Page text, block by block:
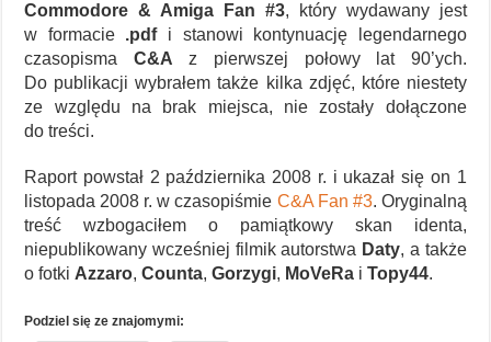
Commodore & Amiga Fan #3, który wydawany jest
w formacie .pdfi stanowi kontynuację legendarnego
czasopisma C&A z pierwszej połowy lat 90’ych.
Do publikacji wybrałem także kilka zdjęć, które niestety
ze względu na brak miejsca, nie zostały dołączone
do treści.
Raport powstał 2 października 2008 r. i ukazał się on 1
listopada 2008 r. w czasopiśmie C&A Fan #3. Oryginalną
treść wzbogaciłem o pamiątkowy skan identa,
niepublikowany wcześniej filmik autorstwa Daty, a także
o fotki Azzaro,Counta,Gorzygi, MoVeRa iTopy44.
Podziel się ze znajomymi: